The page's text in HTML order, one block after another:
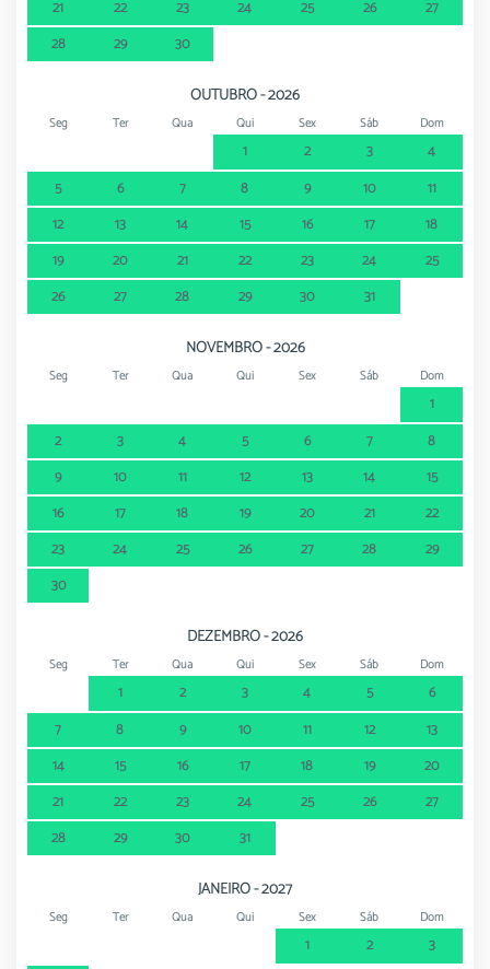
21
22 23 24 25 26
27
28
29 30
OUTUBRO - 2026
Seg Ter Qua Qui Sex Sáb Dom
1 2 3
4
5
6 7 8 9 10
11
12
13 14 15 16 17
18
19
20 21 22 23 24
25
26
27 28 29 30 31
NOVEMBRO - 2026
Seg Ter Qua Qui Sex Sáb Dom
1
2
3 4 5 6 7
8
9
10 11 12 13 14
15
16
17 18 19 20 21
22
23
24 25 26 27 28
29
30
DEZEMBRO - 2026
Seg Ter Qua Qui Sex Sáb Dom
1 2 3 4 5
6
7
8 9 10 11 12
13
14
15 16 17 18 19
20
21
22 23 24 25 26
27
28
29 30 31
JANEIRO - 2027
Seg Ter Qua Qui Sex Sáb Dom
1 2 3